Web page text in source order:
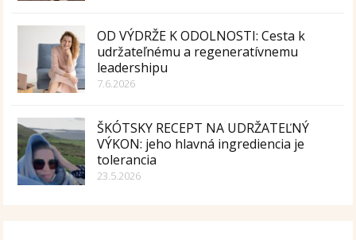
OD VÝDRŽE K ODOLNOSTI: Cesta k
udržateľnému a regeneratívnemu
leadershipu
7.6.2026
ŠKÓTSKY RECEPT NA UDRŽATEĽNÝ
VÝKON: jeho hlavná ingrediencia je
tolerancia
23.5.2026